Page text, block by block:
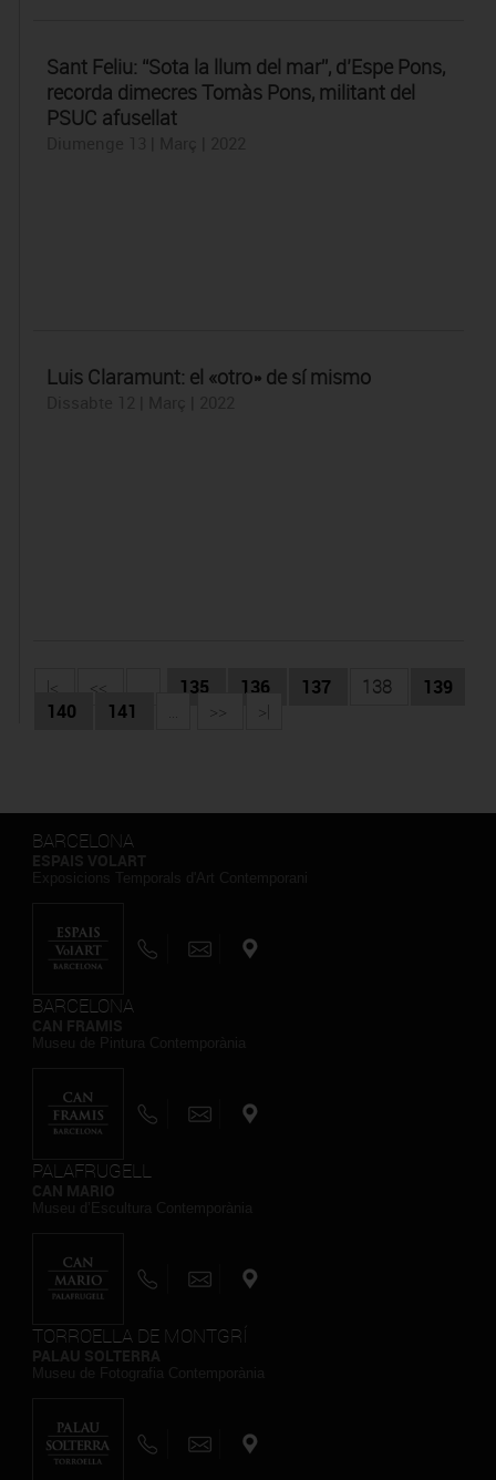
Sant Feliu: “Sota la llum del mar”, d’Espe Pons,
recorda dimecres Tomàs Pons, militant del
PSUC afusellat
Luis Claramunt: el «otro» de sí mismo
|< << 135 136 137 138
139
140
141 ... >> >|
BARCELONA
BARCELONA
PALAFRUGELL
TORROELLA DE MONTGRÍ